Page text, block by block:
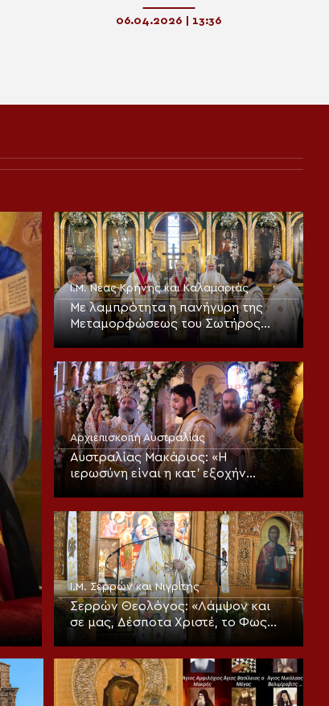
06.04.2026 | 13:36
Ι.Μ. Νέας Κρήνης και Καλαμαριάς
Με λαμπρότητα η πανήγυρη της
Μεταμορφώσεως του Σωτήρος
στην Καλαμαριά (ΦΩΤΟ)
Αρχιεπισκοπή Αυστραλίας
Αυστραλίας Μακάριος: «Η
ιερωσύνη είναι η κατ’ εξοχήν
μεταμορφωτική δύναμη μέσα σε
πνευματικά»
Ι.Μ. Σερρών και Νιγρίτης
Σερρών Θεολόγος: «Λάμψον και
σε μας, Δέσποτα Χριστέ, το Φως
Σου το αιώνιον!»